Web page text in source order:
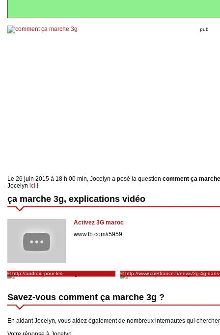
pub
Le 26 juin 2015 à 18 h 00 min, Jocelyn a posé la question comment ça
Jocelyn ici !
ça marche 3g, explications vidéo
Activez 3G maroc
www.fb.com/i5959.
© http://android-pour-les-
nuls.fr/actualites/telephonie-
© http://www.cnetfrance.fr/news/3g-4g-
avions-comment-ca-marche-et-combien-ca-
Savez-vous comment ça marche 3g ?
En aidant Jocelyn, vous aidez également de nombreux internautes qui